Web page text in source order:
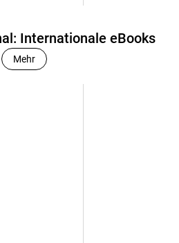
Internationale eBooks
Mehr